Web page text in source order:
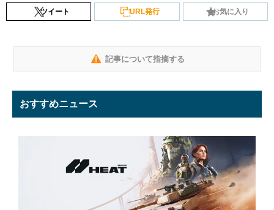
ツイート URL発行 お気に入り
記事について指摘する
おすすめニュース